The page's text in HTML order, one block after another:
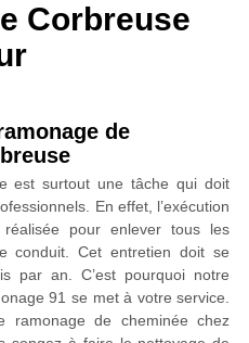
Corbreuse
de
est surtout une tâche qui doit
En effet, l’exécution
pour enlever tous les
conduit. Cet entretien doit se
par an. C’est pourquoi notre
91 se met à votre service.
ramonage de cheminée chez